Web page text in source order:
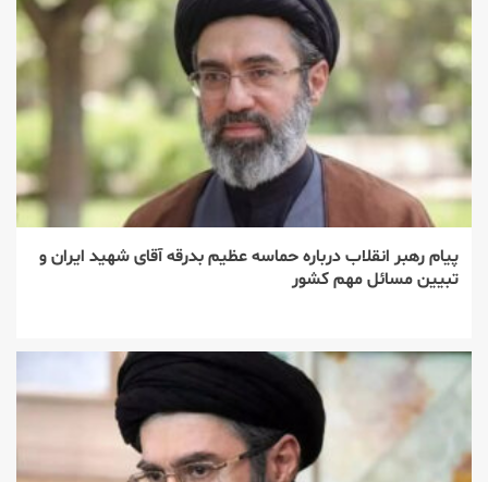
پیام رهبر انقلاب درباره حماسه عظیم بدرقه آقای شهید ایران و
تبیین مسائل مهم کشور